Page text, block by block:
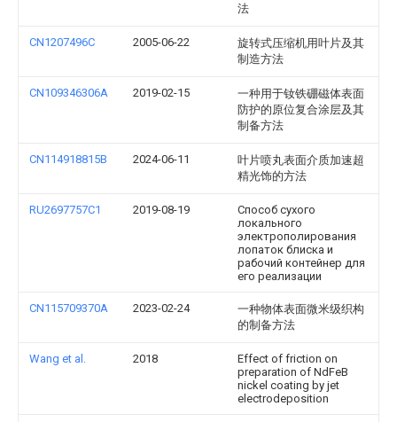
法
CN1207496C 2005-06-22
旋转式压缩机用叶片及其
制造方法
CN109346306A 2019-02-15
一种用于钕铁硼磁体表面
防护的原位复合涂层及其
制备方法
CN114918815B 2024-06-11
叶片喷丸表面介质加速超
精光饰的方法
RU2697757C1 2019-08-19
Способ сухого
локального
электрополирования
лопаток блиска и
рабочий контейнер для
его реализации
CN115709370A 2023-02-24
一种物体表面微米级织构
的制备方法
Wang et al. 2018
Effect of friction on
preparation of NdFeB
nickel coating by jet
electrodeposition